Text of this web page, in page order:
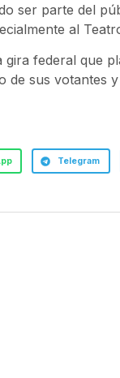
ser parte del
al
federal que
de sus votantes
Telegram